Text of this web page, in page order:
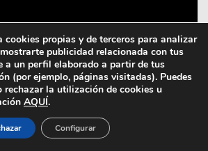
propias y de terceros para analizar
publicidad relacionada con tus
a un perfil elaborado a partir de tus
(por ejemplo, páginas visitadas). Puedes
rechazar la utilización de cookies u
AQUÍ.
Configurar
propias y de terceros para analizar
publicidad relacionada con tus
a un perfil elaborado a partir de tus
(por ejemplo, páginas visitadas). Puedes
rechazar la utilización de cookies u
AQUÍ.
Configurar